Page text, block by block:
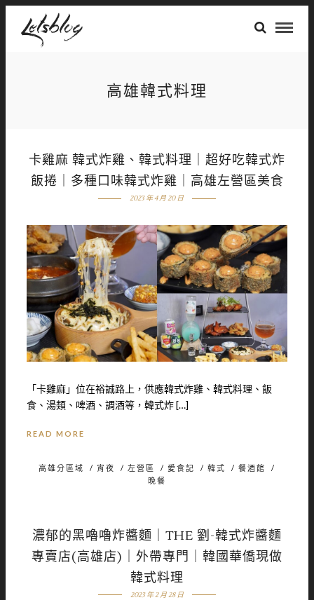
高雄韓式料理
卡雞麻 韓式炸雞、韓式料理｜超好吃韓式炸
飯捲｜多種口味韓式炸雞｜高雄左營區美食
2023 年 4 月 20 日
「卡雞麻」位在裕誠路上，供應韓式炸雞、韓式料理、飯
食、湯類、啤酒、調酒等，韓式炸 […]
READ MORE
高雄分區域 / 宵夜 / 左營區 / 愛食記 / 韓式 / 餐酒館
/
晚餐
濃郁的黑嚕嚕炸醬麵｜THE 劉-韓式炸醬麵
專賣店(高雄店)｜外帶專門｜韓國華僑現做
韓式料理
2023 年 2 月 28 日